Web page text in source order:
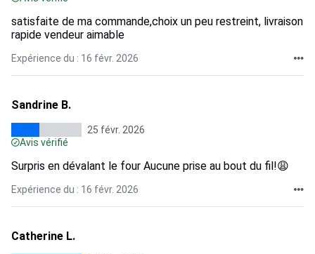
satisfaite de ma commande,choix un peu restreint, livraison
rapide vendeur aimable
Expérience du : 16 févr. 2026
Sandrine B.
25 févr. 2026
Avis vérifié
Surpris en dévalant le four Aucune prise au bout du fil!😩
Expérience du : 16 févr. 2026
Catherine L.